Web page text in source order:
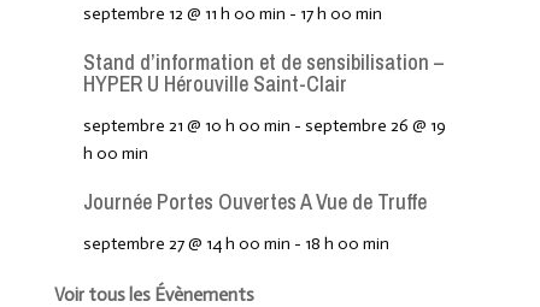
septembre 12 @ 11 h 00 min - 17 h 00 min
Stand d’information et de sensibilisation –
HYPER U Hérouville Saint-Clair
septembre 21 @ 10 h 00 min - septembre 26 @ 19
h 00 min
Journée Portes Ouvertes A Vue de Truffe
septembre 27 @ 14 h 00 min - 18 h 00 min
Voir tous les Évènements